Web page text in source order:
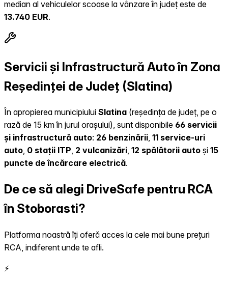
median al vehiculelor scoase la vânzare în județ este de
13.740 EUR.
Servicii și Infrastructură Auto în Zona
Reședinței de Județ (Slatina)
În apropierea municipiului Slatina (reședința de județ, pe o
rază de 15 km în jurul orașului), sunt disponibile 66 servicii
și infrastructură auto: 26 benzinării, 11 service-uri
auto, 0 stații ITP, 2 vulcanizări, 12 spălătorii auto și 15
puncte de încărcare electrică.
De ce să alegi DriveSafe pentru RCA
în Stoborasti?
Platforma noastră îți oferă acces la cele mai bune prețuri
RCA, indiferent unde te afli.
⚡